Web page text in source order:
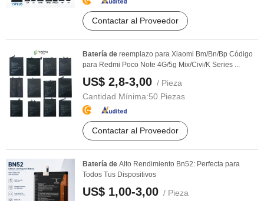
Contactar al Proveedor
Batería de reemplazo para Xiaomi Bm/Bn/Bp Código
para Redmi Poco Note 4G/5g Mix/Civi/K Series ...
US$ 2,8-3,00 / Pieza
Cantidad Mínima:50 Piezas
Contactar al Proveedor
Batería de Alto Rendimiento Bn52: Perfecta para
Todos Tus Dispositivos
US$ 1,00-3,00 / Pieza